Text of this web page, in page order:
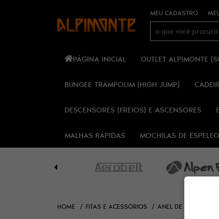
MEU CADASTRO
PÁGINA INICIAL OUTLET ALPIMONTE
BUNGEE TRAMPOLIM (HIGH JUMP)
DESCENSORES (FREIOS) E ASCENSORES
MALHAS RÁPIDAS MOCHILAS DE
HOME FITAS E ACESSÓRIOS ANEL DE FITA